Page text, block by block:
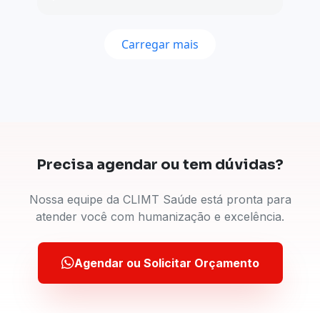
Carregar mais
Precisa agendar ou tem dúvidas?
Nossa equipe da CLIMT Saúde está pronta para
atender você com humanização e excelência.
Agendar ou Solicitar Orçamento